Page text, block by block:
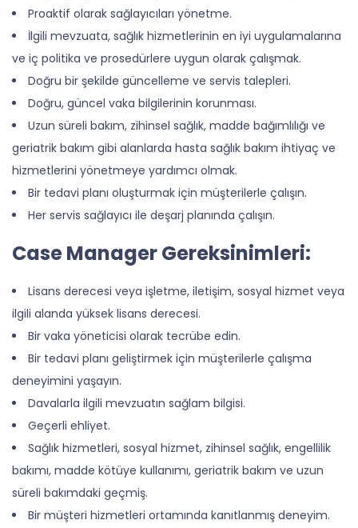
Proaktif olarak sağlayıcıları yönetme.
İlgili mevzuata, sağlık hizmetlerinin en iyi uygulamalarına
ve iç politika ve prosedürlere uygun olarak çalışmak.
Doğru bir şekilde güncelleme ve servis talepleri.
Doğru, güncel vaka bilgilerinin korunması.
Uzun süreli bakım, zihinsel sağlık, madde bağımlılığı ve
geriatrik bakım gibi alanlarda hasta sağlık bakım ihtiyaç ve
hizmetlerini yönetmeye yardımcı olmak.
Bir tedavi planı oluşturmak için müşterilerle çalışın.
Her servis sağlayıcı ile deşarj planında çalışın.
Case Manager Gereksinimleri:
Lisans derecesi veya işletme, iletişim, sosyal hizmet veya
ilgili alanda yüksek lisans derecesi.
Bir vaka yöneticisi olarak tecrübe edin.
Bir tedavi planı geliştirmek için müşterilerle çalışma
deneyimini yaşayın.
Davalarla ilgili mevzuatın sağlam bilgisi.
Geçerli ehliyet.
Sağlık hizmetleri, sosyal hizmet, zihinsel sağlık, engellilik
bakımı, madde kötüye kullanımı, geriatrik bakım ve uzun
süreli bakımdaki geçmiş.
Bir müşteri hizmetleri ortamında kanıtlanmış deneyim.